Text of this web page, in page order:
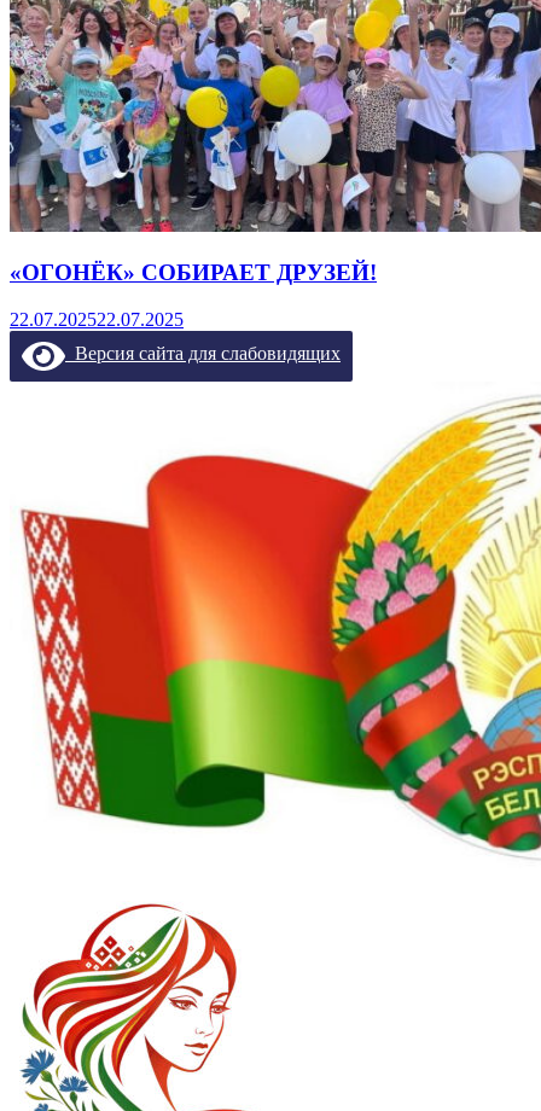
«ОГОНЁК» СОБИРАЕТ ДРУЗЕЙ!
22.07.202522.07.2025
Версия сайта для слабовидящих